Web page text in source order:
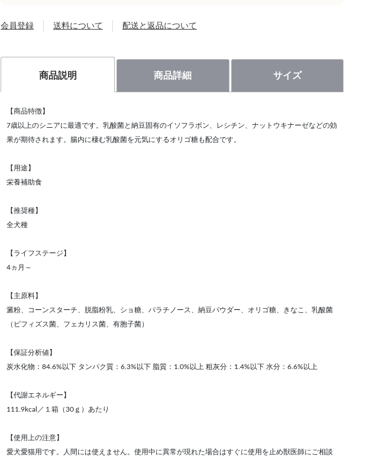
会員登録 送料について 配送と返品について
商品説明 商品詳細 サイズ
【商品特徴】
7歳以上のシニアに最適です。乳酸菌と納豆固有のイソフラボン、レシチン、ナットウキナーゼなどの効
果が期待されます。腸内に棲む乳酸菌を元気にするオリゴ糖も配合です。
【用途】
栄養補助食
【推奨種】
全犬種
【ライフステージ】
4ヵ月～
【主原料】
澱粉、コーンスターチ、脱脂粉乳、ショ糖、パラチノース、納豆パウダー、オリゴ糖、きなこ、乳酸菌
（ビフィズス菌、フェカリス菌、有胞子菌）
【保証分析値】
炭水化物：84.6%以下 タンパク質：6.3%以下 脂質：1.0%以上 粗灰分：1.4%以下 水分：6.6%以上
【代謝エネルギー】
111.9kcal／１箱（30ｇ）あたり
【使用上の注意】
愛犬愛猫用です。人間には使えません。使用中に異常が現れた場合はすぐに使用を止め獣医師にご相談